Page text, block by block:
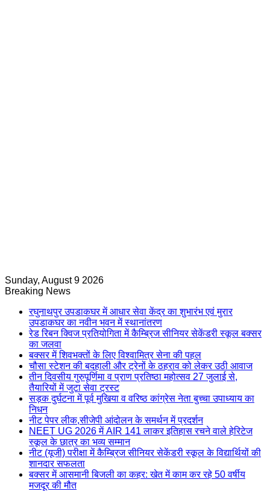
Sunday, August 9 2026
Breaking News
रघुनाथपुर उपडाकघर में आधार सेवा केंद्र का शुभारंभ एवं मुरार
उपडाकघर का नवीन भवन में स्थानांतरण
रेड रिबन क्विज प्रतियोगिता में कैम्ब्रिज सीनियर सेकेंडरी स्कूल बक्सर
का जलवा
​बक्सर में शिवभक्तों के लिए विश्वामित्र सेना की पहल
चौसा स्टेशन की बदहाली और ट्रेनों के ठहराव को लेकर उठी आवाज
तीन दिवसीय गुरुपूर्णिमा व प्राण प्रतिष्ठा महोत्सव 27 जुलाई से,
तैयारियों में जुटा सेवा ट्रस्ट
सड़क दुर्घटना में पूर्व मुखिया व वरिष्ठ कांग्रेस नेता बुच्चा उपाध्याय का
निधन
नीट पेपर लीक,सीजेपी आंदोलन के समर्थन में प्रदर्शन
NEET UG 2026 में AIR 141 लाकर इतिहास रचने वाले हेरिटेज
स्कूल के छात्र का भव्य सम्मान
नीट (यूजी) परीक्षा में कैम्ब्रिज सीनियर सेकेंडरी स्कूल के विद्यार्थियों की
शानदार सफलता
बक्सर में आसमानी बिजली का कहर: खेत में काम कर रहे 50 वर्षीय
मजदूर की मौत